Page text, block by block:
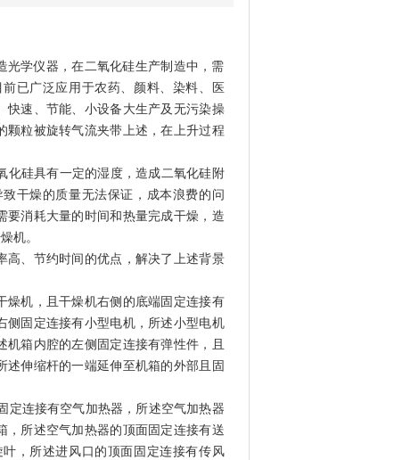
光学仪器，在二氧化硅生产制造中，需
已广泛应用于农药、颜料、染料、医
快速、节能、小设备大生产及无污染操
颗粒被旋转气流夹带上述，在上升过程
化硅具有一定的湿度，造成二氧化硅附
干燥的质量无法保证，成本浪费的问
要消耗大量的时间和热量完成干燥，造
机。
高、节约时间的优点，解决了上述背景
燥机，且干燥机右侧的底端固定连接有
侧固定连接有小型电机，所述小型电机
箱内腔的左侧固定连接有弹性件，且
伸缩杆的一端延伸至机箱的外部且固
定连接有空气加热器，所述空气加热器
，所述空气加热器的顶面固定连接有送
，所述进风口的顶面固定连接有传风